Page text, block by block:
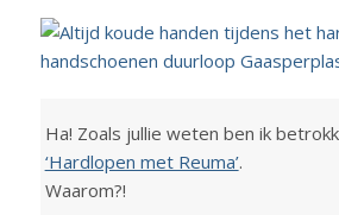
Ha! Zoals jullie weten ben ik
‘Hardlopen met Reuma’.
Waarom?!